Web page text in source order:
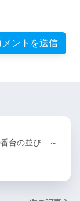
番台の並び ～